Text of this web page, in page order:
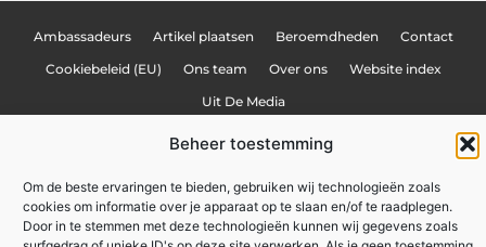
Beheer toestemming
Om de beste ervaringen te bieden, gebruiken wij technologieën zoals
cookies om informatie over je apparaat op te slaan en/of te raadplegen.
Door in te stemmen met deze technologieën kunnen wij gegevens zoals
Ambassadeurs Artikel plaatsen Beroemdheden Contact
Cookiebeleid (EU) Ons team Over ons Website index
Uit De Media
Nederlandse linkbuilding: hoe jij je website naar de top van Google tilt
Lokale marketing: meer klanten uit je eigen regio